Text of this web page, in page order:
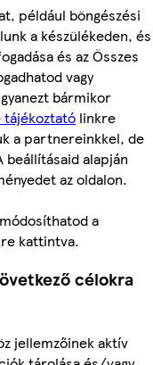
például böngészési
a készülékeden, és
és az Összes
vagy
bármikor
tájékoztató linkre
a partnereinkkel, de
beállításaid alapján
az oldalon.
a
kattintva.
célokra
jellemzőinek aktív